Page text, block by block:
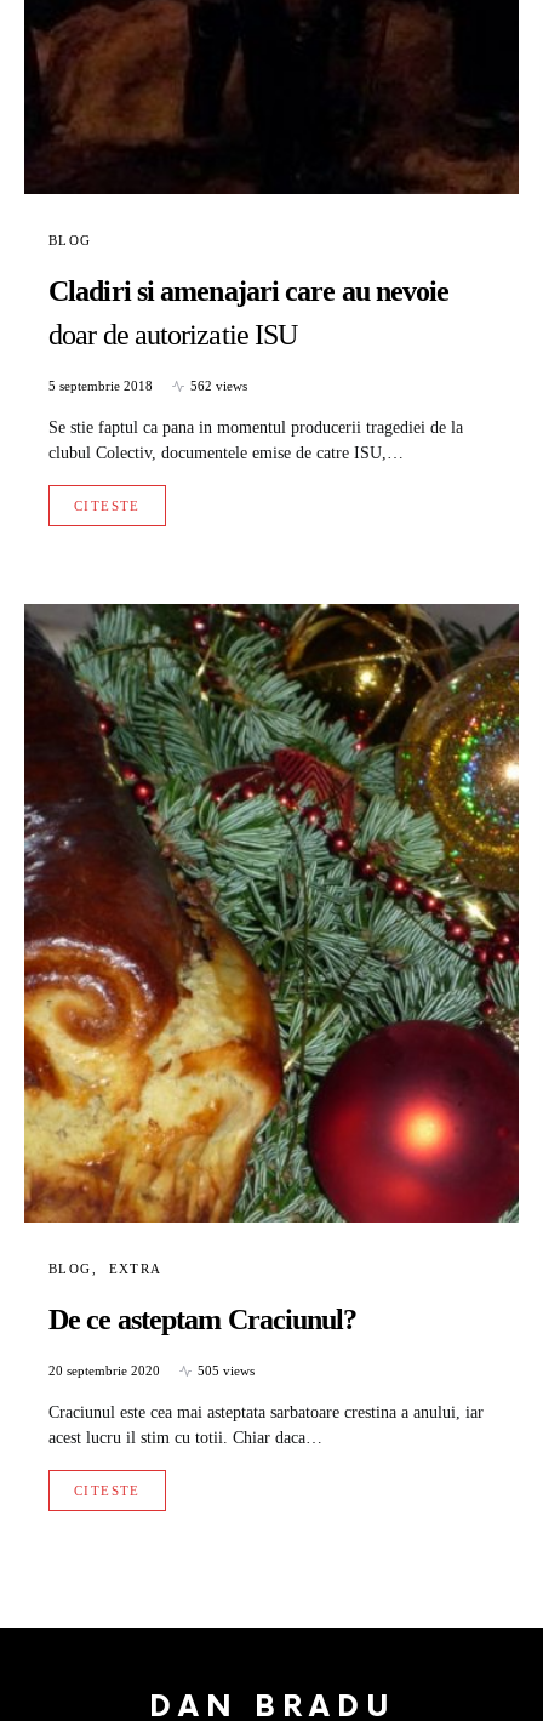
BLOG
Cladiri si amenajari care au nevoie
doar de autorizatie ISU
5 septembrie 2018 562 views
Se stie faptul ca pana in momentul producerii tragediei de la
clubul Colectiv, documentele emise de catre ISU,…
CITESTE
BLOG EXTRA
De ce asteptam Craciunul?
20 septembrie 2020 505 views
Craciunul este cea mai asteptata sarbatoare crestina a anului, iar
acest lucru il stim cu totii. Chiar daca…
CITESTE
DAN BRADU